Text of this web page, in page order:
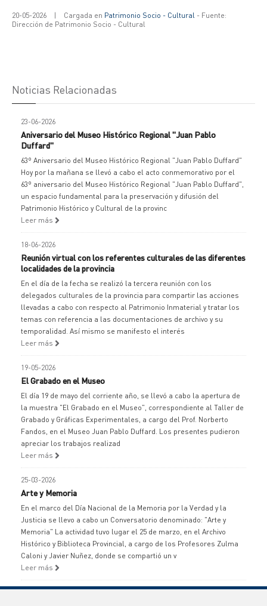
20-05-2026 | Cargada en Patrimonio Socio - Cultural - Fuente:
Dirección de Patrimonio Socio - Cultural
Noticias Relacionadas
23-06-2026
Aniversario del Museo Histórico Regional "Juan Pablo
Duffard"
63º Aniversario del Museo Histórico Regional "Juan Pablo Duffard"
Hoy por la mañana se llevó a cabo el acto conmemorativo por el
63º aniversario del Museo Histórico Regional "Juan Pablo Duffard",
un espacio fundamental para la preservación y difusión del
Patrimonio Histórico y Cultural de la provinc
Leer más
18-06-2026
Reunión virtual con los referentes culturales de las diferentes
localidades de la provincia
En el día de la fecha se realizó la tercera reunión con los
delegados culturales de la provincia para compartir las acciones
llevadas a cabo con respecto al Patrimonio Inmaterial y tratar los
temas con referencia a las documentaciones de archivo y su
temporalidad. Así mismo se manifesto el interés
Leer más
19-05-2026
El Grabado en el Museo
El día 19 de mayo del corriente año, se llevó a cabo la apertura de
la muestra "El Grabado en el Museo", correspondiente al Taller de
Grabado y Gráficas Experimentales, a cargo del Prof. Norberto
Fandos, en el Museo Juan Pablo Duffard. Los presentes pudieron
apreciar los trabajos realizad
Leer más
25-03-2026
Arte y Memoria
En el marco del Día Nacional de la Memoria por la Verdad y la
Justicia se llevo a cabo un Conversatorio denominado: "Arte y
Memoria" La actividad tuvo lugar el 25 de marzo, en el Archivo
Histórico y Biblioteca Provincial, a cargo de los Profesores Zulma
Caloni y Javier Nuñez, donde se compartió un v
Leer más